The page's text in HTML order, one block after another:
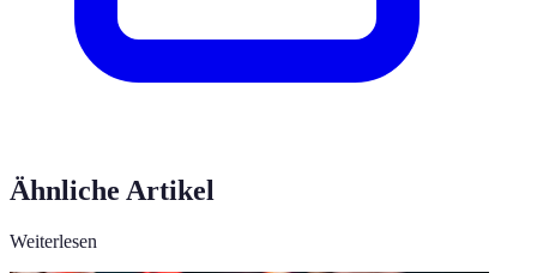
Ähnliche Artikel
Weiterlesen